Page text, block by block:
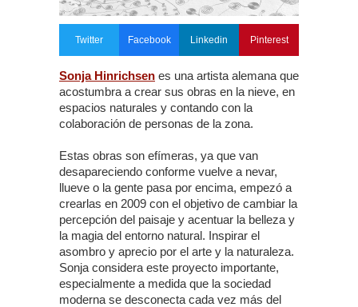
Twitter Facebook Linkedin Pinterest
Sonja Hinrichsen es una artista alemana que
acostumbra a crear sus obras en la nieve, en
espacios naturales y contando con la
colaboración de personas de la zona.
Estas obras son efímeras, ya que van
desapareciendo conforme vuelve a nevar,
llueve o la gente pasa por encima, empezó a
crearlas en 2009 con el objetivo de cambiar la
percepción del paisaje y acentuar la belleza y
la magia del entorno natural. Inspirar el
asombro y aprecio por el arte y la naturaleza.
Sonja considera este proyecto importante,
especialmente a medida que la sociedad
moderna se desconecta cada vez más del